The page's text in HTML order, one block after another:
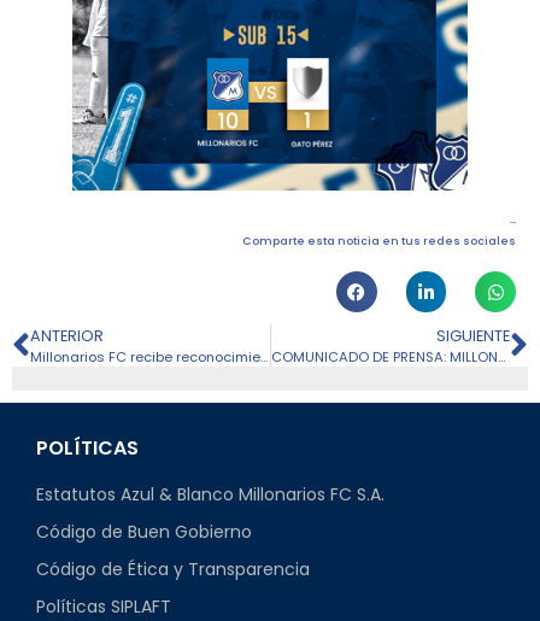
Comparte esta noticia en tus redes sociales
ANTERIOR
Millonarios FC recibe reconocimiento a la Medición de la Huella de Carbono del 2023
SIGUIENTE
COMUNICADO DE PRENSA: MILLONARIOS FC TIENE SU PROPIA TIQUETERA
POLÍTICAS
Estatutos Azul & Blanco Millonarios FC S.A.
Código de Buen Gobierno
Código de Ética y Transparencia
Políticas SIPLAFT